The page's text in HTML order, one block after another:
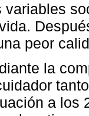
variables
peor
la
a los